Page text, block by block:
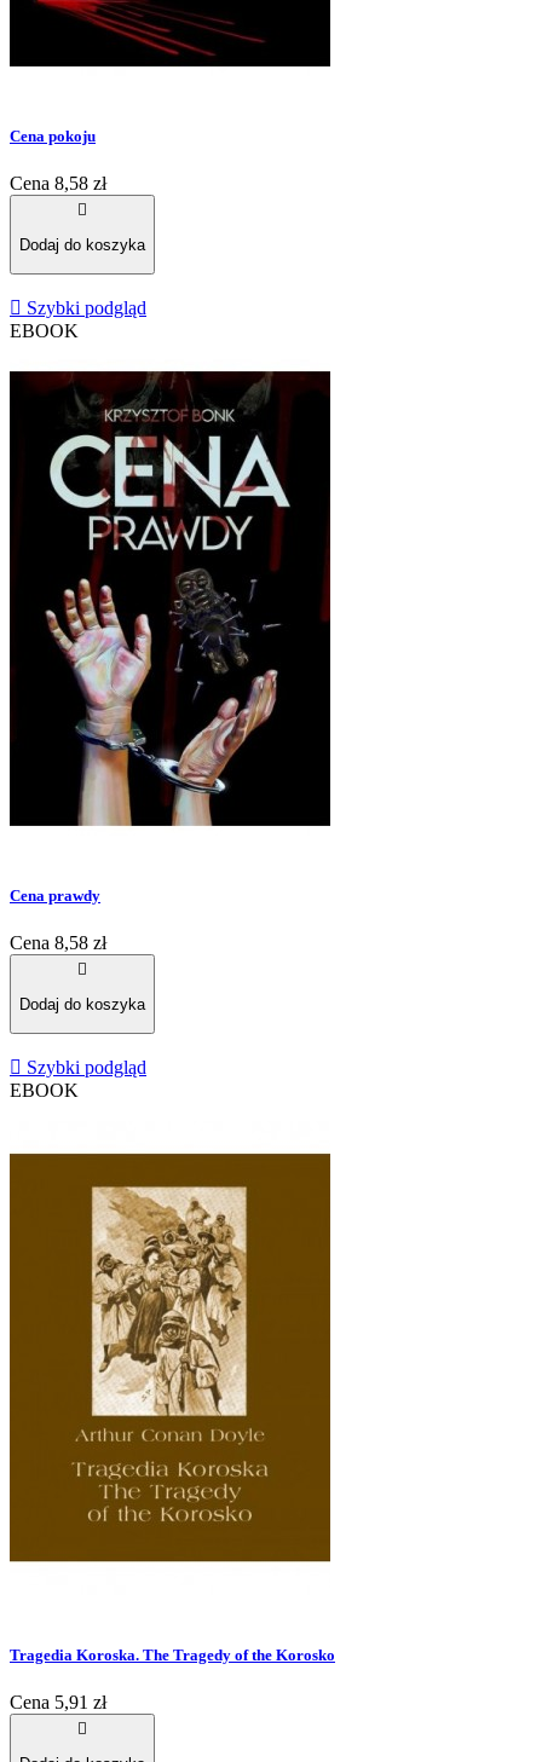
Cena pokoju
Cena 8,58 zł

Dodaj do koszyka
 Szybki podgląd
EBOOK
Cena prawdy
Cena 8,58 zł

Dodaj do koszyka
 Szybki podgląd
EBOOK
Tragedia Koroska. The Tragedy of the Korosko
Cena 5,91 zł
